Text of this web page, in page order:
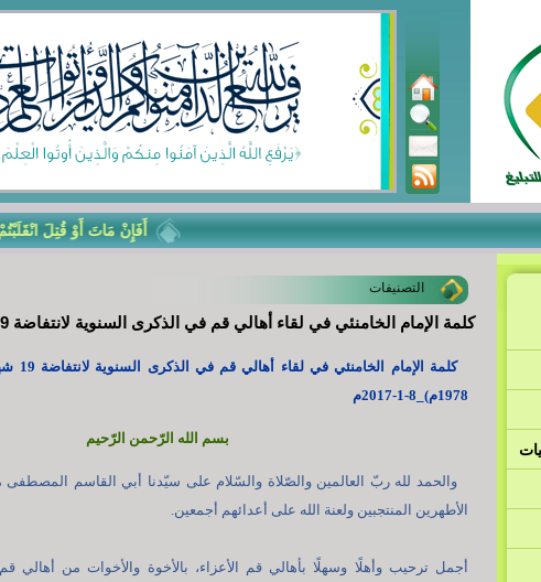
أَفَإِنْ مَاتَ أَوْ قُتِلَ انْقَلَبْتُمْ
التصنيفات
كلمة الإمام الخامنئي في لقاء أهالي قم في الذكرى السنوية لانتفاضة 19 شهر دي
1978م)_8-1-2017م
بسم‌ الله‌ الرّحمن ‌الرّحيم
والحمد لله ربّ العالمين والصّلاة والسّلام على سیّدنا أبي ‌القاسم المصطفى
الأطهرين المنتجبين ولعنة الله على أعدائهم أجمعين.
أجمل ترحيب وأهلًا وسهلًا بأهالي قم الأعزاء، بالأخوة والأخوات من أهالي